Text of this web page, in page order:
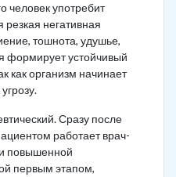
человек употребит
резкая негативная
тошнота, удушье,
формирует устойчивый
как организм начинает
Сразу после
работает врач-
повышенной
первым этапом,